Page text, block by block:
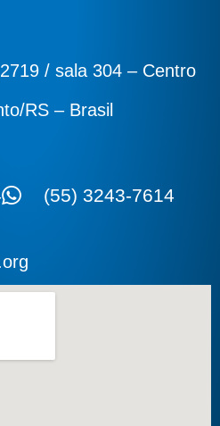
/ sala 304 – Centro
RS – Brasil
(55) 3243-7614